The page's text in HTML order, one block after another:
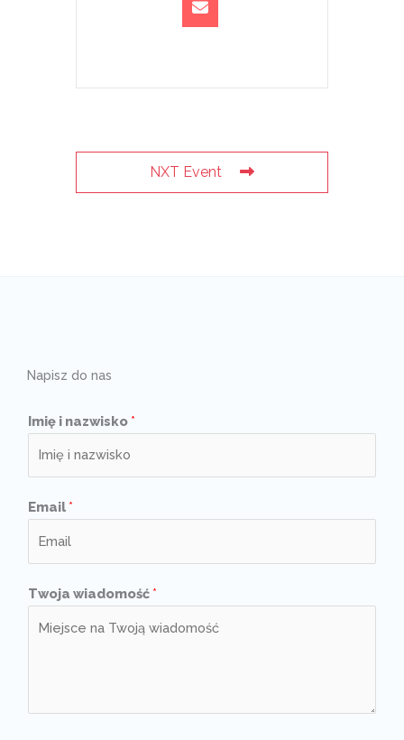
NXT Event
Napisz do nas
Imię i nazwisko *
Email *
Twoja wiadomość *